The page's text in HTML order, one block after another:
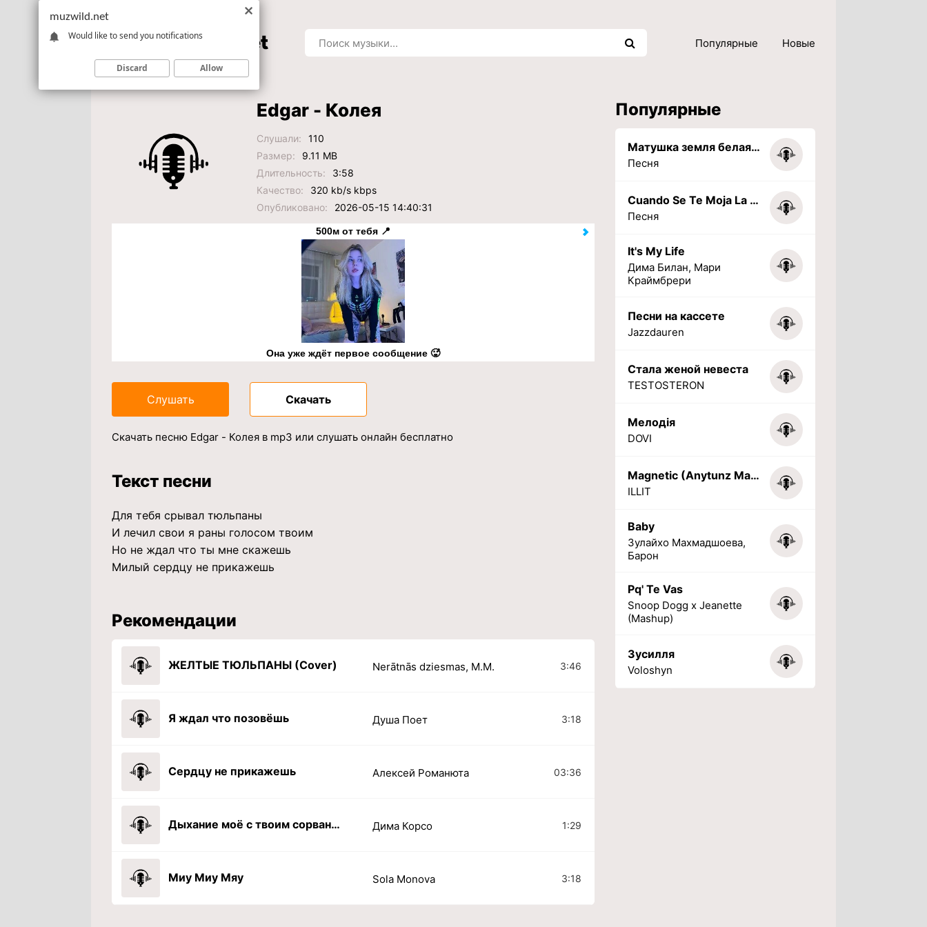
Популярные Новые
Edgar - Колея
Слушали:
110
Размер:
9.11 MB
Длительность:
3:58
Качество:
320 kb/s kbps
Опубликовано:
2026-05-15 14:40:31
500м от тебя 📍
Она уже ждёт первое сообщение 🥵
Слушать Скачать
Скачать песню Edgar - Колея в mp3 или слушать онлайн бесплатно
Текст песни
Для тебя срывал тюльпаны
И лечил свои я раны голосом твоим
Но не ждал что ты мне скажешь
Милый сердцу не прикажешь
Рекомендации
ЖЕЛТЫЕ ТЮЛЬПАНЫ (Cover) Nerātnās dziesmas, M.M. 3:46
Я ждал что позовёшь Душа Поет 3:18
Сердцу не прикажешь Алексей Романюта 03:36
Дыхание моё с твоим сорванным голосом Дима Корсо 1:29
Миу Миу Мяу Sola Monova 3:18
Популярные
Матушка земля белая березонька
Песня
Cuando Se Te Moja La Tarea (PHONK) (Slowed + Reverbed)
Песня
It's My Life
Дима Билан, Мари
Краймбрери
Песни на кассете
Jazzdauren
Стала женой невеста
TESTOSTERON
Мелодія
DOVI
Magnetic (Anytunz Marimba Ringtone)
ILLIT
Baby
Зулайхо Махмадшоева,
Барон
Pq' Te Vas
Snoop Dogg x Jeanette
(Mashup)
Зусилля
Voloshyn
muzwild.net
Would like to send you notifications
Discard Allow